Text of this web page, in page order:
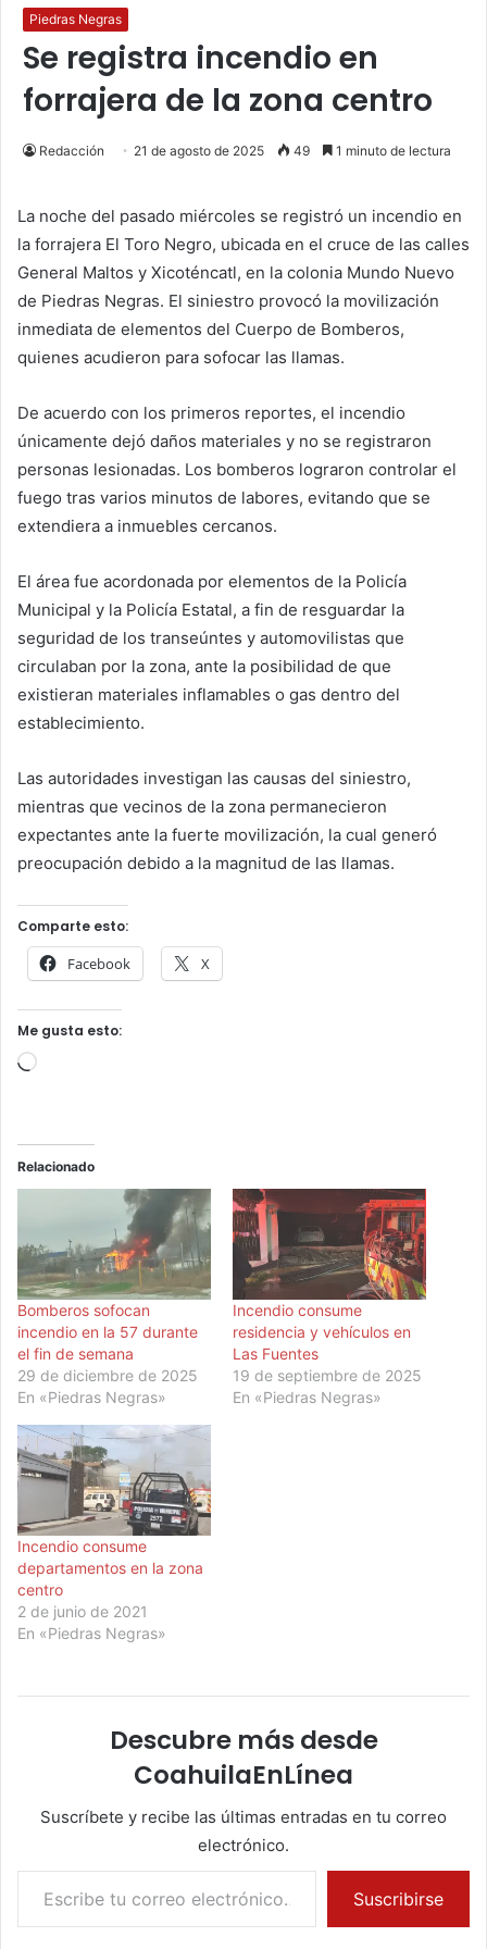
Piedras Negras
Se registra incendio en
forrajera de la zona centro
Redacción 21 de agosto de 2025 49 1 minuto de lectura
La noche del pasado miércoles se registró un incendio en
la forrajera El Toro Negro, ubicada en el cruce de las calles
General Maltos y Xicoténcatl, en la colonia Mundo Nuevo
de Piedras Negras. El siniestro provocó la movilización
inmediata de elementos del Cuerpo de Bomberos,
quienes acudieron para sofocar las llamas.
De acuerdo con los primeros reportes, el incendio
únicamente dejó daños materiales y no se registraron
personas lesionadas. Los bomberos lograron controlar el
fuego tras varios minutos de labores, evitando que se
extendiera a inmuebles cercanos.
El área fue acordonada por elementos de la Policía
Municipal y la Policía Estatal, a fin de resguardar la
seguridad de los transeúntes y automovilistas que
circulaban por la zona, ante la posibilidad de que
existieran materiales inflamables o gas dentro del
establecimiento.
Las autoridades investigan las causas del siniestro,
mientras que vecinos de la zona permanecieron
expectantes ante la fuerte movilización, la cual generó
preocupación debido a la magnitud de las llamas.
Comparte esto:
Facebook X
Me gusta esto:
Cargando...
Relacionado
Bomberos sofocan
incendio en la 57 durante
el fin de semana
29 de diciembre de 2025
En «Piedras Negras»
Incendio consume
residencia y vehículos en
Las Fuentes
19 de septiembre de 2025
En «Piedras Negras»
Incendio consume
departamentos en la zona
centro
2 de junio de 2021
En «Piedras Negras»
Descubre más desde
CoahuilaEnLínea
Suscríbete y recibe las últimas entradas en tu correo
electrónico.
Escribe tu correo electrónico…
Suscribirse